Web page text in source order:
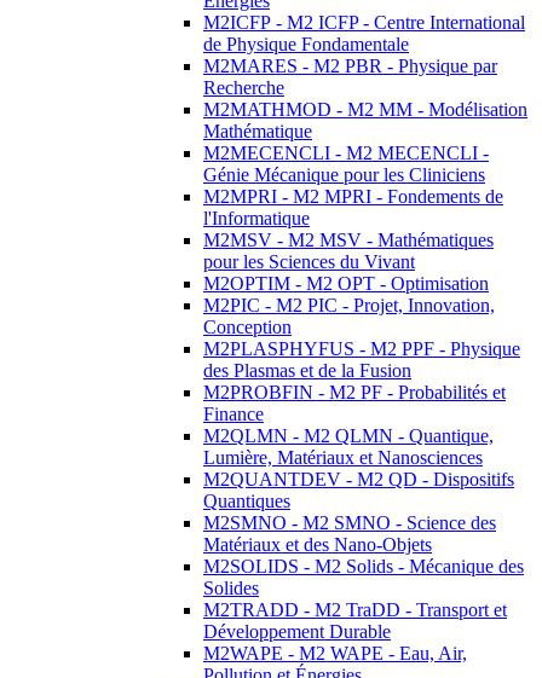
M2ICFP - M2 ICFP - Centre International
de Physique Fondamentale
M2MARES - M2 PBR - Physique par
Recherche
M2MATHMOD - M2 MM - Modélisation
Mathématique
M2MECENCLI - M2 MECENCLI -
Génie Mécanique pour les Cliniciens
M2MPRI - M2 MPRI - Fondements de
l'Informatique
M2MSV - M2 MSV - Mathématiques
pour les Sciences du Vivant
M2OPTIM - M2 OPT - Optimisation
M2PIC - M2 PIC - Projet, Innovation,
Conception
M2PLASPHYFUS - M2 PPF - Physique
des Plasmas et de la Fusion
M2PROBFIN - M2 PF - Probabilités et
Finance
M2QLMN - M2 QLMN - Quantique,
Lumière, Matériaux et Nanosciences
M2QUANTDEV - M2 QD - Dispositifs
Quantiques
M2SMNO - M2 SMNO - Science des
Matériaux et des Nano-Objets
M2SOLIDS - M2 Solids - Mécanique des
Solides
M2TRADD - M2 TraDD - Transport et
Développement Durable
M2WAPE - M2 WAPE - Eau, Air,